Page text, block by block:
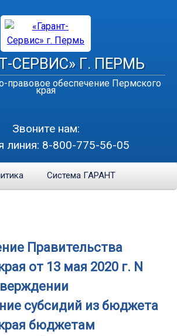
СЕРВИС» Г. ПЕРМЬ
правовое обеспечение Пермского
края
Звоните нам:
линия: 8-800-775-56-05
Система ГАРАНТ
Правительства
от 13 мая 2020 г. N
субсидий из бюджета
бюджетам